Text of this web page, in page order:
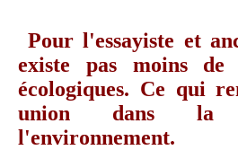
Pour l'essayiste et
existe pas moins de
écologiques. Ce qui
union dans la
l'environnement.